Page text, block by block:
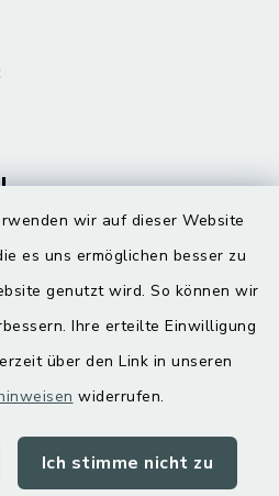
wir auf dieser Website
es uns ermöglichen besser zu
genutzt wird. So können wir
Ihre erteilte Einwilligung
über den Link in unseren
widerrufen.
Ich stimme nicht zu
Kontakt